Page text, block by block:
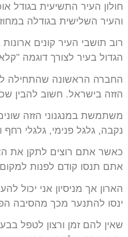
חולון העיר התשיעית בגודל
והעיר השלישית בגודלה
רוב תושבי העיר קונים
הגדול בעיר לצורך דוגמה
החברה הראשונה שהתחילה
הזזה בישראל. חשוב להבין
משתמשת במנגנוני הזזה
נקבה, גלגל פנימי, גלגלי רחף
כאשר אתם רוצים לתקן את
אתם תנסו קודם לפנות
הארון אך מניסיון אני יכול
ינסו להתנער מכך מהסיבה
שאין להם זמן ורצון לטפל